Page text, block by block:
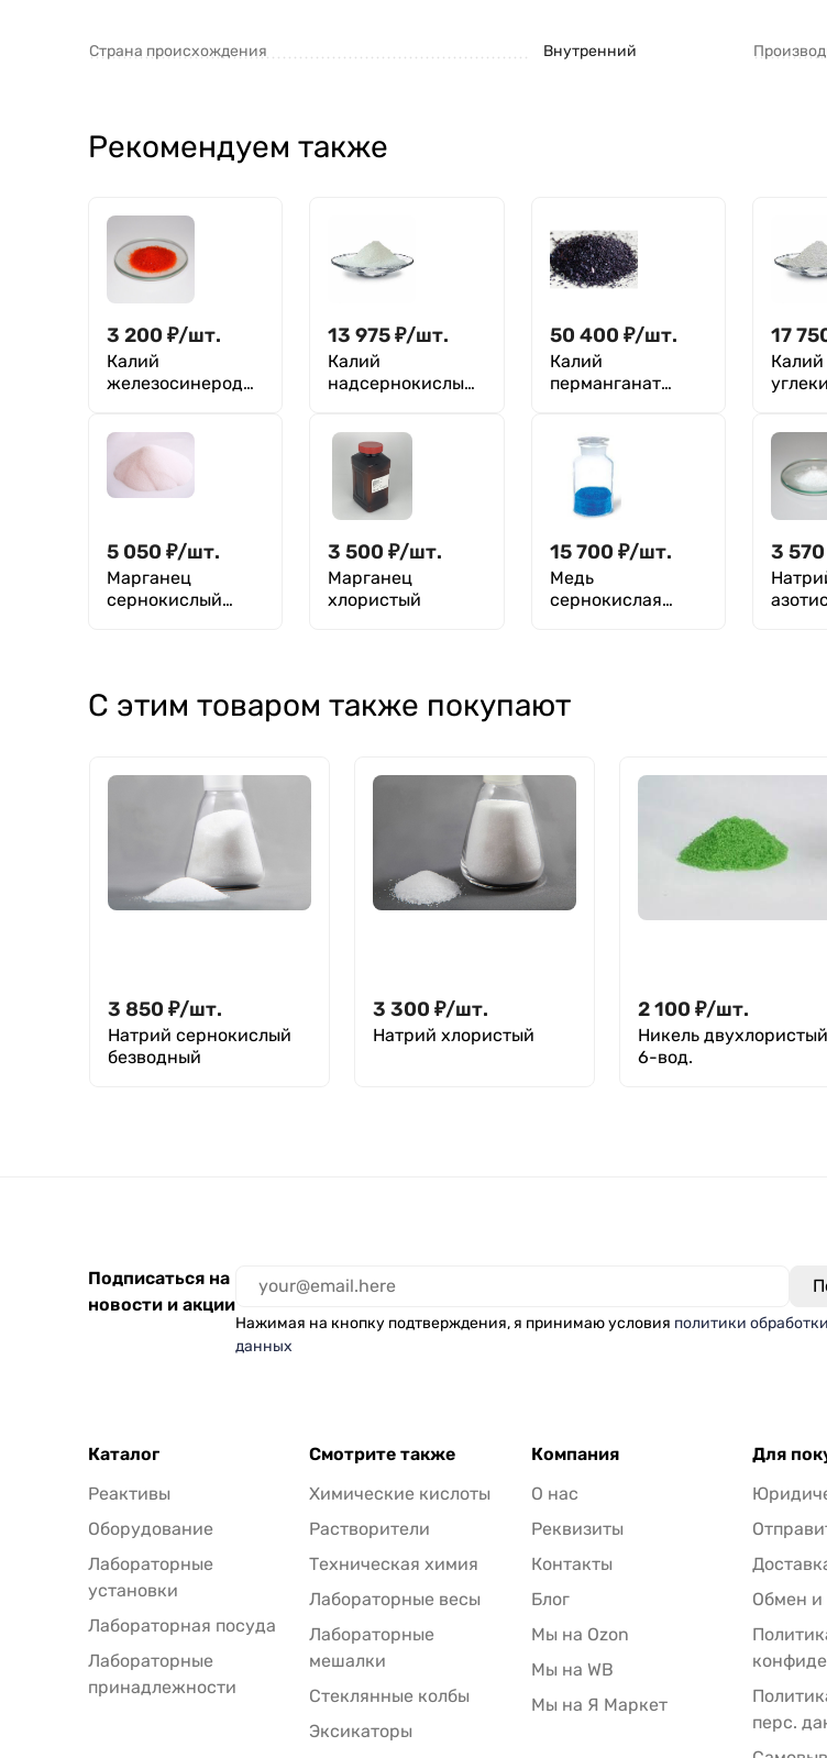
Страна происхождения Внутренний
Рекомендуем также
3 200 ₽/шт.
Калий
железосинеродис
13 975₽/шт.
Калий
надсернокислый
50 400 ₽/шт.
Калий
перманганат
17
Калий
5 050 ₽/шт.
Марганец
сернокислый
3 500 ₽/шт.
Марганец
хлористый
15 700 ₽/шт.
Медь
сернокислая
3 570
С этим товаром также покупают
3 850 ₽/шт.
Натрий сернокислый
безводный
3 300 ₽/шт.
Натрий хлористый
2 100 ₽/шт.
Никель двухлористый
6-вод.
Подписаться на
новости и акции
Нажимая на кнопку подтверждения, я принимаю условия политики
данных
Каталог
Реактивы
Оборудование
Лабораторные
установки
Лабораторная посуда
Лабораторные
принадлежности
Смотрите также
Химические кислоты
Растворители
Техническая химия
Лабораторные весы
Лабораторные
мешалки
Стеклянные колбы
Эксикаторы
Компания
О нас
Реквизиты
Контакты
Блог
Мы на Ozon
Мы на WB
Мы на Я Маркет
Для
Обмен и
перс.